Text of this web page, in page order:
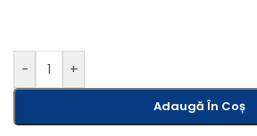
- +
Adaugă În Coș